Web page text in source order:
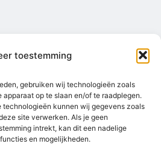
toestemming
gebruiken wij technologieën zoals
op te slaan en/of te raadplegen.
technologieën kunnen wij gegevens zoals
site verwerken. Als je geen
intrekt, kan dit een nadelige
en mogelijkheden.
Over Pit Actief
Scholingsaanbod
Over ons